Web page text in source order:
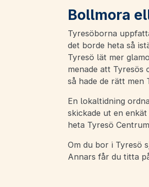
Bollmora
Tyresöborna
det borde heta så
Tyresö lät mer
menade att
så hade de rätt men
En lokaltidning
skickade ut en
heta Tyresö
Om du bor i Tyresö
Annars får du titta